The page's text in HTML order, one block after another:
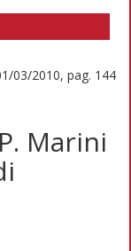
03/2010, pag. 144
Marini